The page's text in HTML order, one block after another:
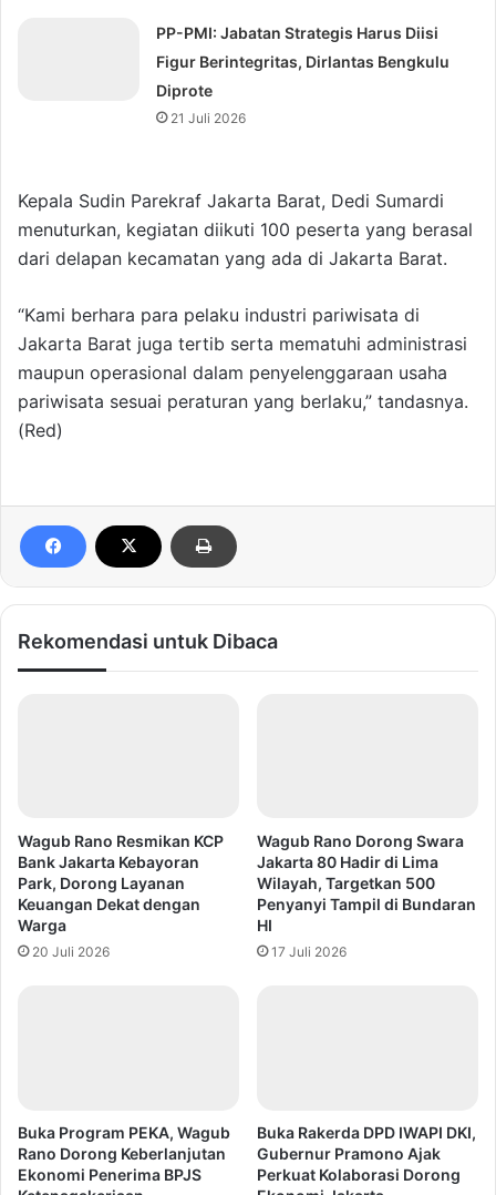
⁠PP-PMI: Jabatan Strategis Harus Diisi
Figur Berintegritas, Dirlantas Bengkulu
Diprote
21 Juli 2026
Kepala Sudin Parekraf Jakarta Barat, Dedi Sumardi
menuturkan, kegiatan diikuti 100 peserta yang berasal
dari delapan kecamatan yang ada di Jakarta Barat.
“Kami berhara para pelaku industri pariwisata di
Jakarta Barat juga tertib serta mematuhi administrasi
maupun operasional dalam penyelenggaraan usaha
pariwisata sesuai peraturan yang berlaku,” tandasnya.
(Red)
Rekomendasi untuk Dibaca
Wagub Rano Resmikan KCP
Bank Jakarta Kebayoran
Park, Dorong Layanan
Keuangan Dekat dengan
Warga
20 Juli 2026
Wagub Rano Dorong Swara
Jakarta 80 Hadir di Lima
Wilayah, Targetkan 500
Penyanyi Tampil di Bundaran
HI
17 Juli 2026
Buka Program PEKA, Wagub
Rano Dorong Keberlanjutan
Ekonomi Penerima BPJS
Buka Rakerda DPD IWAPI DKI,
Gubernur Pramono Ajak
Perkuat Kolaborasi Dorong